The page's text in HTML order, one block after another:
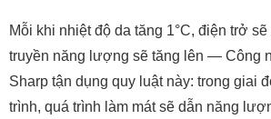
Mỗi khi nhiệt độ da tăng 1°C, điện trở
truyền năng lượng sẽ tăng lên — Công
Sharp tận dụng quy luật này: trong giai
trình, quá trình làm mát sẽ dẫn năng